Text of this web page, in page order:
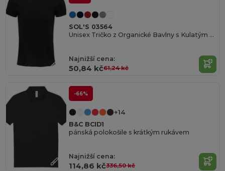
SOL'S 03564
Unisex Tričko z Organické Bavlny s Kulatým Výstřihem
Najnižší cena:
50,84 kč61,24 kč
-66%
+14
B&C BCID1
pánská polokošile s krátkým rukávem
Najnižší cena:
114,86 kč336,50 kč